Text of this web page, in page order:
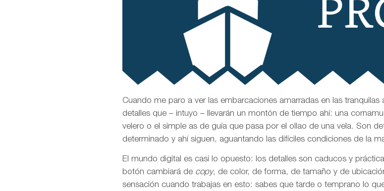
Cuando me paro a ver las embarcaciones amarradas en las
detalles que – intuyo – llevarán un montón de tiempo ahí: una
velero o el simple as de guía que pasa por el ollao de una vela. Son
determinado y ahí siguen, aguantando las difíciles condiciones de la
El mundo digital es casi lo opuesto: los detalles son caducos y
botón cambiará de copy, de color, de forma, de tamaño y de
sensación cuando trabajas en esto: sabes que tarde o temprano lo